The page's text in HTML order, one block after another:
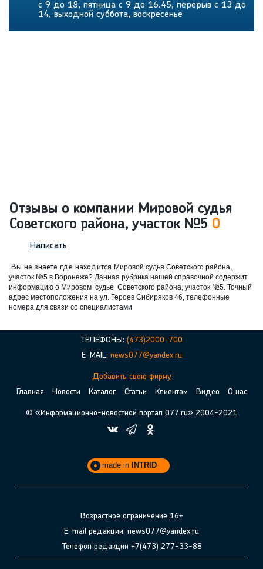
с 9 до 18, пятница с 9 до 16.45, перерыв с 13 до
14, выходной суббота, воскресенье
Отзывы о компании Мировой судья
Советского района, участок №5 0
Написать
Вы не знаете где находится Мировой судья Советского района,
участок №5 в Воронеже? Данная рубрика нашей справочной содержит
информацию о Мировом судье Советского района, участок №5. Точный
адрес местоположения на ул. Героев Сибиряков 46, телефонные
номера для связи со специалистами
ТЕЛЕФОНЫ: (473)2000-700
E-MAIL: news077@yandex.ru
Добавить свою фирму
Главная
Новости Каталог Статьи Клиентам Видео О нас
© «Информационно-новостной портал 077.ru» 2004-2021
made in INTRID
Возрастное ограничение 16+
E-mail редакции: news077@yandex.ru
Телефон редакции +7(473) 277-33-88